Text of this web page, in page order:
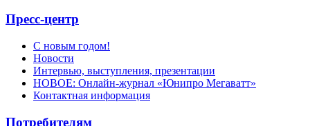
Пресс-центр
С новым годом!
Новости
Интервью, выступления, презентации
НОВОЕ: Онлайн-журнал «Юнипро Мегаватт»
Контактная информация
Потребителям